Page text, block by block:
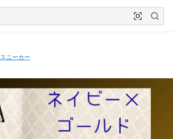
スニーカー